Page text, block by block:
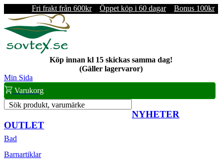
Fri frakt från 600kr Öppet köp i 60 dagar Bonus 100kr
Köp innan kl 15 skickas samma dag!
(Gäller lagervaror)
Min Sida
Varukorg
Sök produkt, varumärke
NYHETER
OUTLET
Bad
Barnartiklar